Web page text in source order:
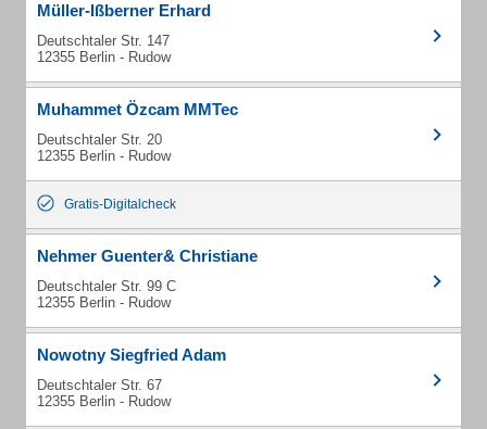
Müller-Ißberner Erhard
Deutschtaler Str. 147
12355 Berlin - Rudow
Muhammet Özcam MMTec
Deutschtaler Str. 20
12355 Berlin - Rudow
Gratis-Digitalcheck
Nehmer Guenter& Christiane
Deutschtaler Str. 99 C
12355 Berlin - Rudow
Nowotny Siegfried Adam
Deutschtaler Str. 67
12355 Berlin - Rudow